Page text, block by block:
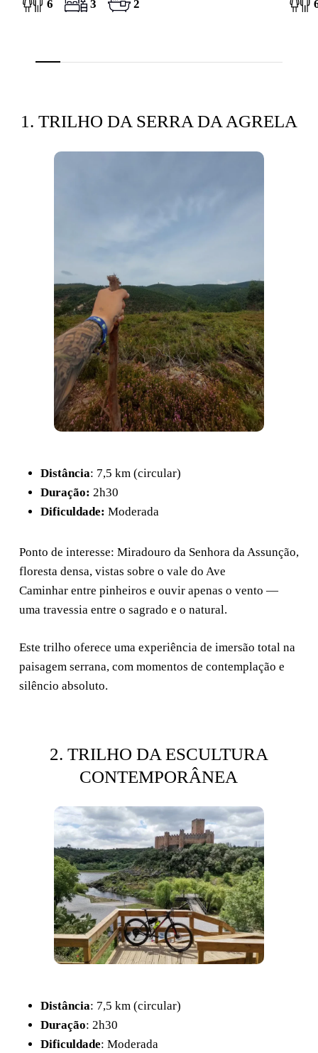
6 3 2
1. TRILHO DA SERRA DA AGRELA
Distância: 7,5 km (circular)
Duração: 2h30
Dificuldade: Moderada
Ponto de interesse: Miradouro da Senhora da Assunção,
floresta densa, vistas sobre o vale do Ave
Caminhar entre pinheiros e ouvir apenas o vento —
uma travessia entre o sagrado e o natural.
Este trilho oferece uma experiência de imersão total na
paisagem serrana, com momentos de contemplação e
silêncio absoluto.
2. TRILHO DA ESCULTURA
CONTEMPORÂNEA
Distância: 7,5 km (circular)
Duração: 2h30
Dificuldade: Moderada